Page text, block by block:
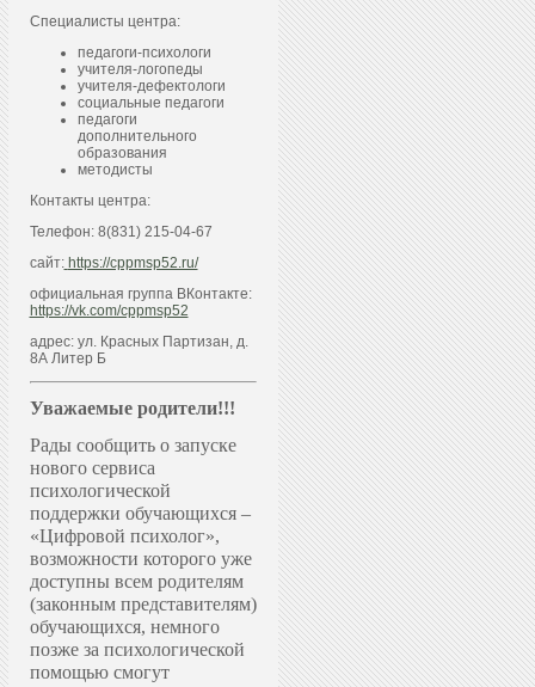
Специалисты центра:
педагоги-психологи
учителя-логопеды
учителя-дефектологи
социальные педагоги
педагоги
дополнительного
образования
методисты
Контакты центра:
Телефон: 8(831) 215-04-67
сайт: https://cppmsp52.ru/
официальная группа ВКонтакте:
https://vk.com/cppmsp52
адрес: ул. Красных Партизан, д.
8А Литер Б
Уважаемые родители!!!
Рады сообщить о запуске
нового сервиса
психологической
поддержки обучающихся –
«Цифровой психолог»,
возможности которого уже
доступны всем родителям
(законным представителям)
обучающихся, немного
позже за психологической
помощью смогут